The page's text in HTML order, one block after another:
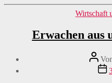
Wirtschaft
Erwachen aus